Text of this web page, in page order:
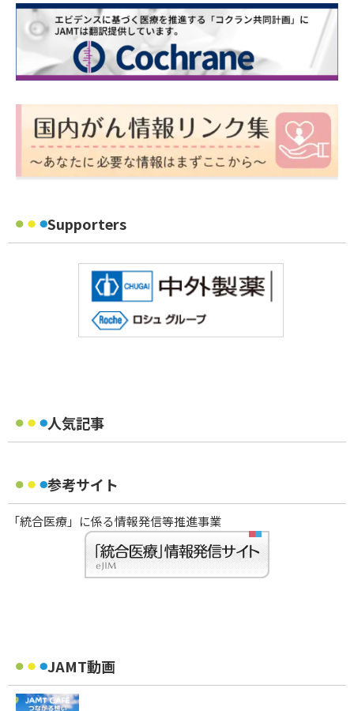
Supporters
人気記事
参考サイト
「統合医療」に係る情報発信等推進事業
JAMT動画